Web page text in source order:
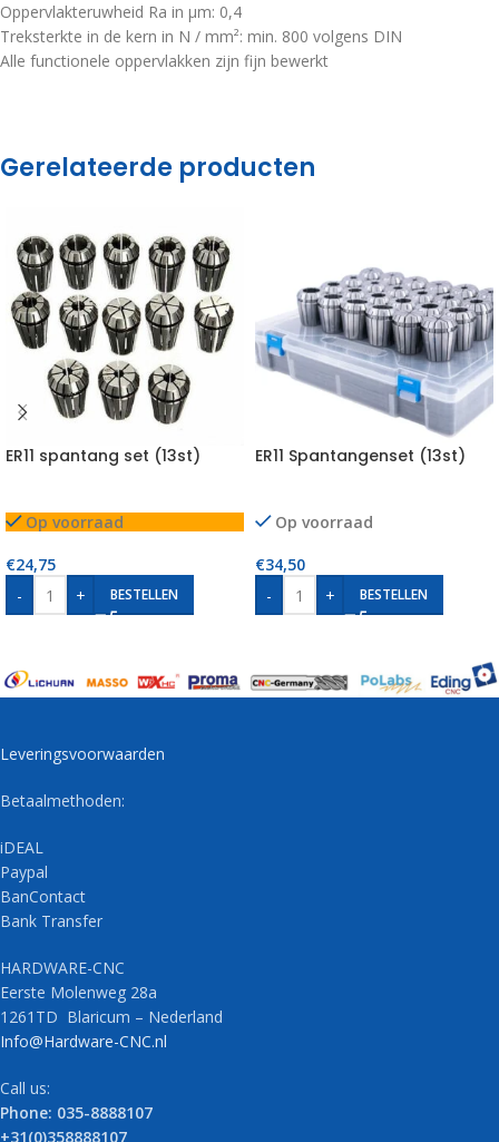
Oppervlakteruwheid Ra in µm: 0,4
Treksterkte in de kern in N / mm²: min. 800 volgens DIN
Alle functionele oppervlakken zijn fijn bewerkt
Gerelateerde producten
ER11 spantang set (13st)
Op voorraad
€24,75
-
+ BESTELLEN
ER11 Spantangenset (13st)
Op voorraad
€34,50
-
+ BESTELLEN
Leveringsvoorwaarden
Betaalmethoden:
iDEAL
Paypal
BanContact
Bank Transfer
HARDWARE-CNC
Eerste Molenweg 28a
1261TD Blaricum – Nederland
Info@Hardware-CNC.nl
Call us:
Phone: 035-8888107
+31(0)358888107